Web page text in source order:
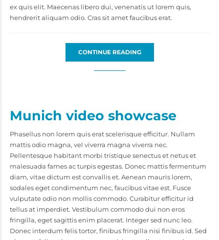
ex quis elit. Maecenas libero dui, venenatis ut lorem quis,
hendrerit aliquam odio. Cras sit amet faucibus erat.
CONTINUE READING
Munich video showcase
Phasellus non lorem quis erat scelerisque efficitur. Nullam
mattis odio magna, vel viverra magna viverra nec.
Pellentesque habitant morbi tristique senectus et netus et
malesuada fames ac turpis egestas. Donec mattis fermentum
diam, vitae dictum est convallis et. Aenean mauris lorem,
sodales eget condimentum nec, faucibus vitae est. Fusce
vulputate odio non mollis commodo. Curabitur efficitur id
tellus at imperdiet. Vestibulum commodo dui non eros
fringilla, eget sagittis enim placerat. Integer sed nunc leo.
Donec interdum felis tortor, finibus fringilla nisi finibus id. Sed